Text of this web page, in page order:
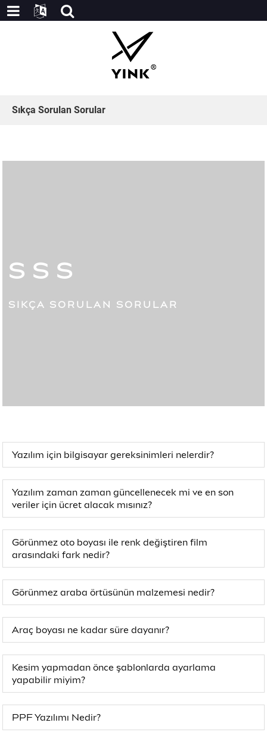
Sıkça Sorulan Sorular
SSS
SIKÇA SORULAN SORULAR
Yazılım için bilgisayar gereksinimleri nelerdir?
Yazılım zaman zaman güncellenecek mi ve en son
veriler için ücret alacak mısınız?
Görünmez oto boyası ile renk değiştiren film
arasındaki fark nedir?
Görünmez araba örtüsünün malzemesi nedir?
Araç boyası ne kadar süre dayanır?
Kesim yapmadan önce şablonlarda ayarlama
yapabilir miyim?
PPF Yazılımı Nedir?